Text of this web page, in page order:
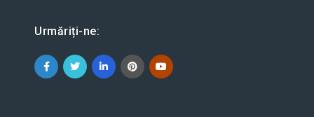
Urmăriți-ne: